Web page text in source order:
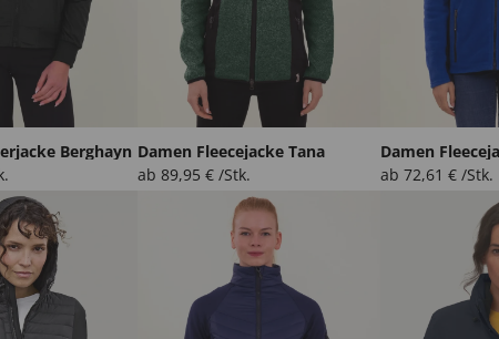
Berghayn Damen Fleecejacke Tana
ab89,95€ /Stk.
Damen
ab 72,61 € /Stk.